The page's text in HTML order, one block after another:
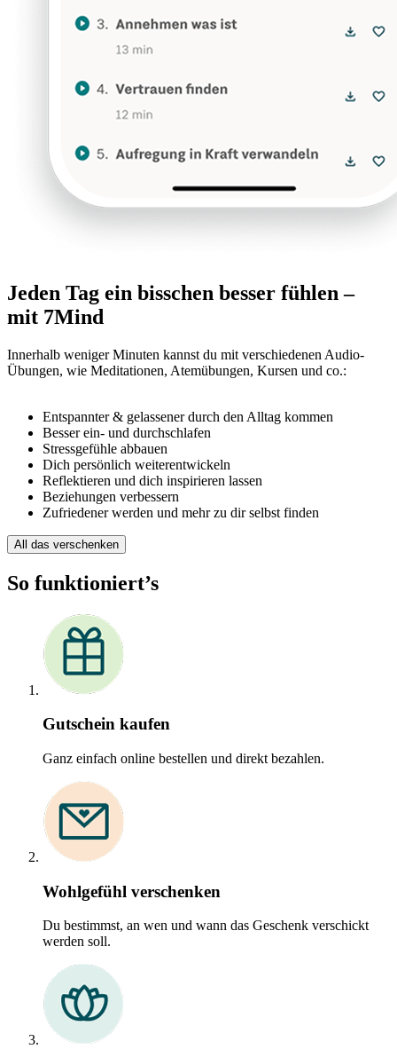
Jeden Tag ein bisschen besser fühlen –
mit 7Mind
Innerhalb weniger Minuten kannst du mit verschiedenen Audio-
Übungen, wie Meditationen, Atemübungen, Kursen und co.:
Entspannter & gelassener durch den Alltag kommen
Besser ein- und durchschlafen
Stressgefühle abbauen
Dich persönlich weiterentwickeln
Reflektieren und dich inspirieren lassen
Beziehungen verbessern
Zufriedener werden und mehr zu dir selbst finden
All das verschenken
So funktioniert’s
Gutschein kaufen
Ganz einfach online bestellen und direkt bezahlen.
Wohlgefühl verschenken
Du bestimmst, an wen und wann das Geschenk verschickt
werden soll.